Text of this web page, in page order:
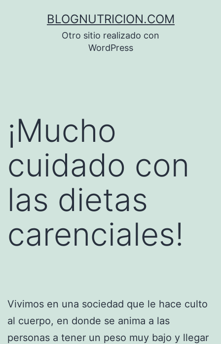
BLOGNUTRICION.COM
Otro sitio realizado con
WordPress
¡Mucho
cuidado con
las dietas
carenciales!
Vivimos en una sociedad que le hace culto
al cuerpo, en donde se anima a las
personas a tener un peso muy bajo y llegar